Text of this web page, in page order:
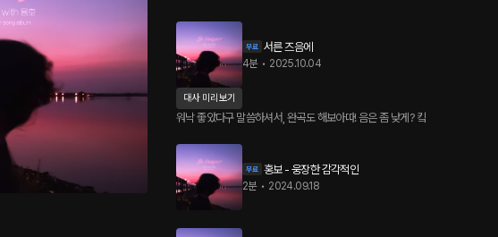
서른 즈음에
4분 • 2025.10.04
대사 미리보기
워낙 좋았다구 말씀하셔서, 완곡도 해보아따! 음은 좀 낮게? 킼
홍보 - 웅장한 감각적인
2분 • 2024.09.18